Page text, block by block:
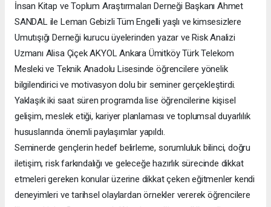
İnsan Kitap ve Toplum Araştırmaları Derneği Başkanı Ahmet
SANDAL ile Leman Gebizli Tüm Engelli yaşlı ve kimsesizlere
Umutışığı Derneği kurucu üyelerinden yazar ve Risk Analizi
Uzmanı Alisa Çiçek AKYOL Ankara Ümitköy Türk Telekom
Mesleki ve Teknik Anadolu Lisesinde öğrencilere yönelik
bilgilendirici ve motivasyon dolu bir seminer gerçekleştirdi.
Yaklaşık iki saat süren programda lise öğrencilerine kişisel
gelişim, meslek etiği, kariyer planlaması ve toplumsal duyarlılık
hususlarında önemli paylaşımlar yapıldı.
Seminerde gençlerin hedef belirleme, sorumluluk bilinci, doğru
iletişim, risk farkındalığı ve geleceğe hazırlık sürecinde dikkat
etmeleri gereken konular üzerine dikkat çeken eğitmenler kendi
deneyimleri ve tarihsel olaylardan örnekler vererek öğrencilere